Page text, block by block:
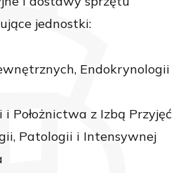
jednostki:
Endokrynologii
i Położnictwa z Izbą Przyjęć
Patologii i Intensywnej